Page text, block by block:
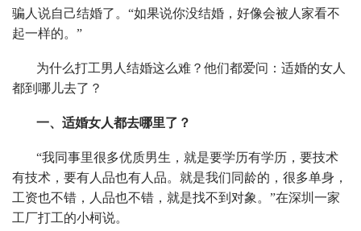
骗人说自己结婚了。“如果说你没结婚，好像会被人家看不
起一样的。”
为什么打工男人结婚这么难？他们都爱问：适婚的女人
都到哪儿去了？
一、适婚女人都去哪里了？
“我同事里很多优质男生，就是要学历有学历，要技术
有技术，要有人品也有人品。就是我们同龄的，很多单身，
工资也不错，人品也不错，就是找不到对象。”在深圳一家
工厂打工的小柯说。